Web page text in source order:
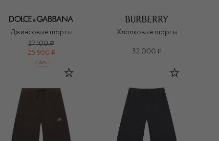
Джинсовые шорты
37 100 ₽
25 950 ₽
-30%
Хлопковые шорты
32 000 ₽